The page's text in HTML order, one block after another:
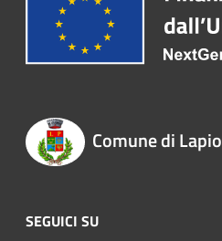
Comune di Lapio
SEGUICI SU